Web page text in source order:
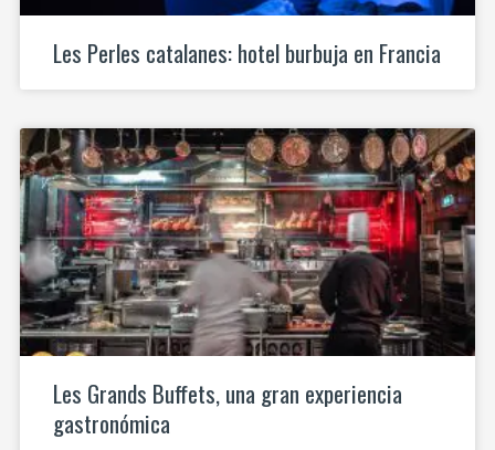
Les Perles catalanes: hotel burbuja en Francia
Les Grands Buffets, una gran experiencia
gastronómica